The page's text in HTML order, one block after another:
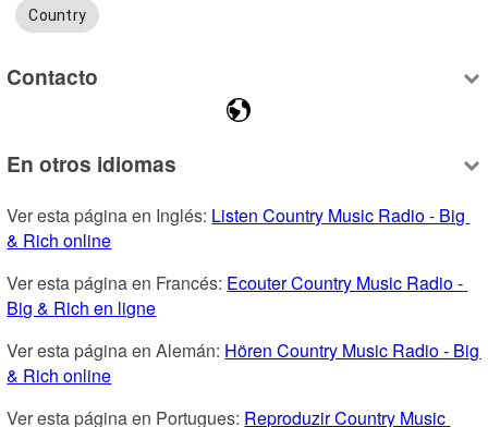
Country
Contacto
En otros idiomas
Ver esta página en Inglés: Listen Country Music Radio - Big
& Rich online
Ver esta página en Francés: Ecouter Country Music Radio -
Big & Rich en ligne
Ver esta página en Alemán: Hören Country Music Radio - Big
& Rich online
Ver esta página en Portugues: Reproduzir Country Music